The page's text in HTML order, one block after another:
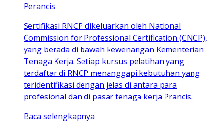
Perancis
Sertifikasi RNCP dikeluarkan oleh National
Commission for Professional Certification (CNCP),
yang berada di bawah kewenangan Kementerian
Tenaga Kerja. Setiap kursus pelatihan yang
terdaftar di RNCP menanggapi kebutuhan yang
teridentifikasi dengan jelas di antara para
profesional dan di pasar tenaga kerja Prancis.
Baca selengkapnya